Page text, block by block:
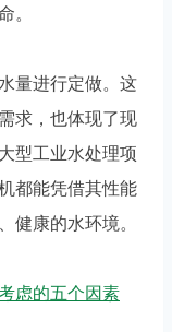
量进行定做。这
求，也体现了现
型工业水处理项
都能凭借其性能
健康的水环境。
虑的五个因素